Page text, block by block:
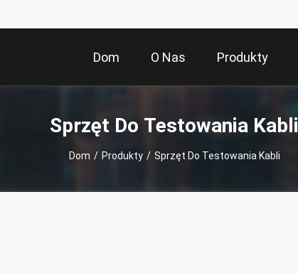
Dom O Nas Produkty
Sprzęt Do Testowania Kabli
Dom / Produkty / Sprzęt Do Testowania Kabli